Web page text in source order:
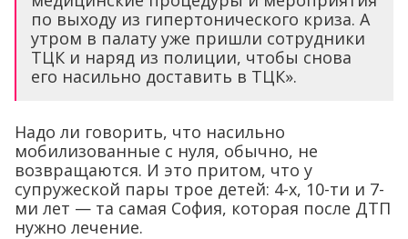
по выходу из гипертонического криза. А
утром в палату уже пришли сотрудники
ТЦК и наряд из полиции, чтобы снова
его насильно доставить в ТЦК».
Надо ли говорить, что насильно
мобилизованные с нуля, обычно, не
возвращаются. И это притом, что у
супружеской пары трое детей: 4-х, 10-ти и 7-
ми лет — та самая София, которая после ДТП
нужно лечение.